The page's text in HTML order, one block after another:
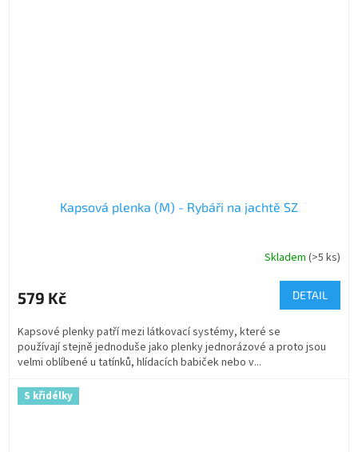
Kapsová plenka (M) - Rybáři na jachtě SZ
Skladem (>5 ks)
579 Kč DETAIL
Kapsové plenky patří mezi látkovací systémy, které se
používají stejně jednoduše jako plenky jednorázové a proto jsou
velmi oblíbené u tatínků, hlídacích babiček nebo v...
S křidélky